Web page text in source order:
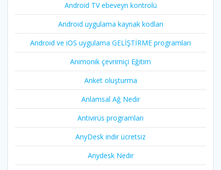
Android TV ebeveyn kontrolü
Android uygulama kaynak kodları
Android ve iOS uygulama GELİŞTİRME programları
Animonik çevrimiçi Eğitim
Anket oluşturma
Anlamsal Ağ Nedir
Antivirüs programları
AnyDesk indir ücretsiz
Anydesk Nedir